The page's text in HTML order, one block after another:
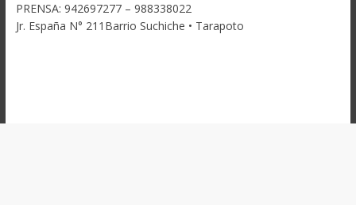
PRENSA: 942697277 – 988338022
Jr. España N° 211Barrio Suchiche • Tarapoto